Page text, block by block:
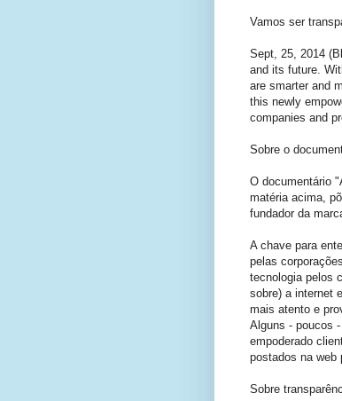
Vamos ser
Sept, 25, 2014
and its future.
are smarter and
this newly
companies and
Sobre o
O documentário
matéria acima,
fundador da
A chave para
pelas
tecnologia pelos
sobre) a internet
mais atento e
Alguns - poucos
empoderado
postados na web
Sobre